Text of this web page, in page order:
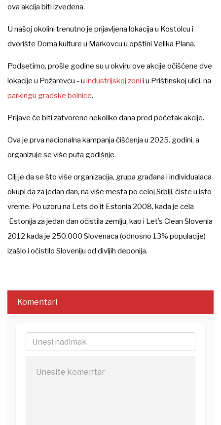
ova akcija biti izvedena.
U našoj okolini trenutno je prijavljena lokacija u Kostolcu i
dvorište Doma kulture u Markovcu u opštini Velika Plana.
Podsetimo, prošle godine su u okviru ove akcije očišćene dve
lokacije u Požarevcu - u industrijskoj zoni i u Prištinskoj ulici, na
parkingu gradske bolnice.
Prijave će biti zatvorene nekoliko dana pred početak akcije.
Ova je prva nacionalna kampanja čišćenja u 2025. godini, a
organizuje se više puta godišnje.
Cilj je da se što više organizacija, grupa građana i individualaca
okupi da za jedan dan, na više mesta po celoj Srbiji, čiste u isto
vreme. Po uzoru na Lets do it Estonia 2008, kada je cela
Estonija za jedan dan očistila zemlju, kao i Let’s Clean Slovenia
2012 kada je 250.000 Slovenaca (odnosno 13% populacije)
izašlo i očistilo Sloveniju od divljih deponija.
Komentari